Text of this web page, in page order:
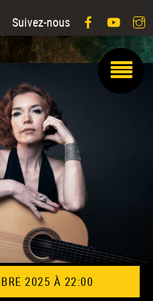
Suivez-nous Facebook
2025 À 22:00